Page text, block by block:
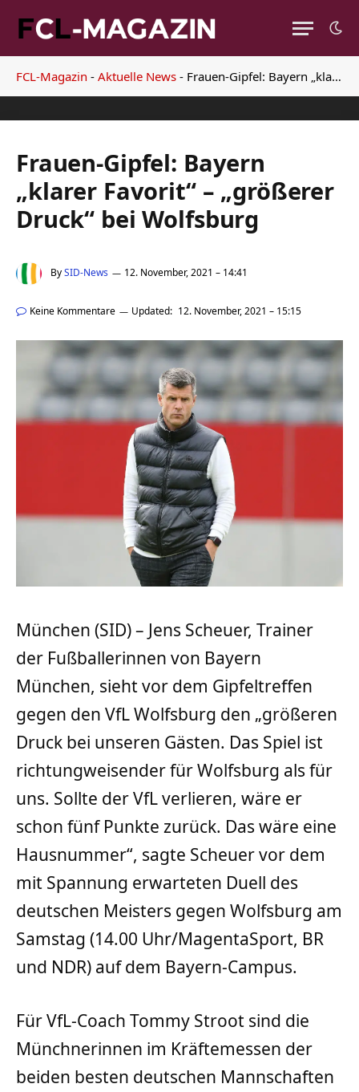
FCL-Magazin - Aktuelle News - Frauen-Gipfel: Bayern „klarer Favorit“ – „größerer Druck“ bei Wolfsburg
Frauen-Gipfel: Bayern
„klarer Favorit“ – „größerer
Druck“ bei Wolfsburg
BySID-News 12. November, 2021 – 14:41
Keine Kommentare Updated: 12. November, 2021 – 15:15
München (SID) – Jens Scheuer, Trainer
der Fußballerinnen von Bayern
München, sieht vor dem Gipfeltreffen
gegen den VfL Wolfsburg den „größeren
Druck bei unseren Gästen. Das Spiel ist
richtungweisender für Wolfsburg als für
uns. Sollte der VfL verlieren, wäre er
schon fünf Punkte zurück. Das wäre eine
Hausnummer“, sagte Scheuer vor dem
mit Spannung erwarteten Duell des
deutschen Meisters gegen Wolfsburg am
Samstag (14.00 Uhr/MagentaSport, BR
und NDR) auf dem Bayern-Campus.
Für VfL-Coach Tommy Stroot sind die
Münchnerinnen im Kräftemessen der
beiden besten deutschen Mannschaften